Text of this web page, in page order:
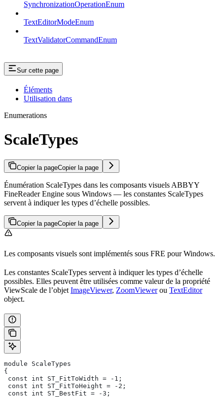
SynchronizationOperationEnum
TextEditorModeEnum
TextValidatorCommandEnum
Sur cette page
Éléments
Utilisation dans
Enumerations
ScaleTypes
Copier la pageCopier la page
Énumération ScaleTypes dans les composants visuels ABBYY
FineReader Engine sous Windows — les constantes ScaleTypes
servent à indiquer les types d’échelle possibles.
Copier la pageCopier la page
Les composants visuels sont implémentés sous FRE pour Windows.
Les constantes ScaleTypes servent à indiquer les types d’échelle
possibles. Elles peuvent être utilisées comme valeur de la propriété
ViewScale de l’objet ImageViewer, ZoomViewerou TextEditor
object.
module ScaleTypes
{
const int ST_FitToWidth = -1;
const int ST_FitToHeight = -2;
const int ST_BestFit = -3;